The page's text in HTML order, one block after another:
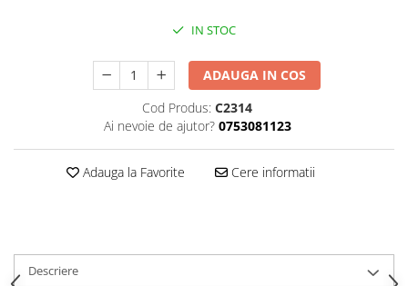
IN STOC
ADAUGA IN COS
Cod Produs: C2314
Ai nevoie de ajutor? 0753081123
Adauga la Favorite Cere informatii
Descriere